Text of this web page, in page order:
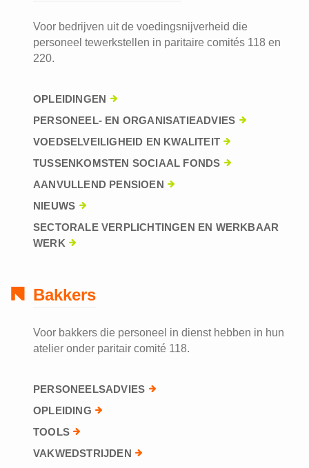
Voor bedrijven uit de voedingsnijverheid die
personeel tewerkstellen in paritaire comités 118 en
220.
OPLEIDINGEN
PERSONEEL- EN ORGANISATIEADVIES
VOEDSELVEILIGHEID EN KWALITEIT
TUSSENKOMSTEN SOCIAAL FONDS
AANVULLEND PENSIOEN
NIEUWS
SECTORALE VERPLICHTINGEN EN WERKBAAR
WERK
Bakkers
Voor bakkers die personeel in dienst hebben in hun
atelier onder paritair comité 118.
PERSONEELSADVIES
OPLEIDING
TOOLS
VAKWEDSTRIJDEN